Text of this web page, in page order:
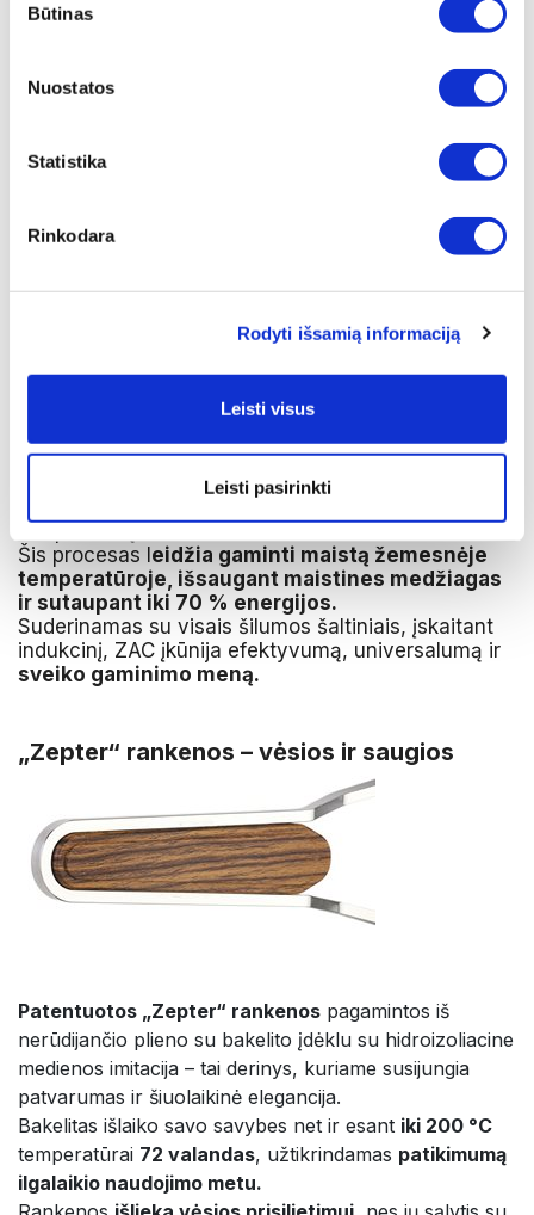
pasirinkimas
Būtinas
Nuostatos
Statistika
Rinkodara
Rodyti išsamią informaciją
Leisti visus
Leisti pasirinkti
Patentuotas
„Zepter Accuthermal Compact
meistriškai suspaustų metalinių sluoksnių –
nesunaikinamą ir nedeformuojamą „Zepter“ virtuvės
pažangius įrenginius, kurie veikia iki 2000 tonų
slėgiu (be klijavimo ar litavimo), užtikrina
neprilygstamą patvarumą ir našumą.
Unikali ZAC struktūra greitai kaupia šilumą, tolygiai
temperatūrą.
Šis procesas leidžia gaminti maistą žemesnėje
temperatūroje, išsaugant maistines medžiagas
ir sutaupant iki 70 % energijos.
Suderinamas su visais šilumos šaltiniais, įskaitant
indukcinį, ZAC įkūnija efektyvumą, universalumą ir
sveiko gaminimo meną.
„Zepter“ rankenos – vėsios ir saugios
Patentuotos „Zepter“ rankenos pagamintos iš
nerūdijančio plieno su bakelito įdėklu su hidroizoliacine
medienos imitacija – tai derinys, kuriame susijungia
patvarumas ir šiuolaikinė elegancija.
Bakelitas išlaiko savo savybes net ir esant iki 200 °C
temperatūrai 72 valandas, užtikrindamas patikimumą
ilgalaikio naudojimo metu.